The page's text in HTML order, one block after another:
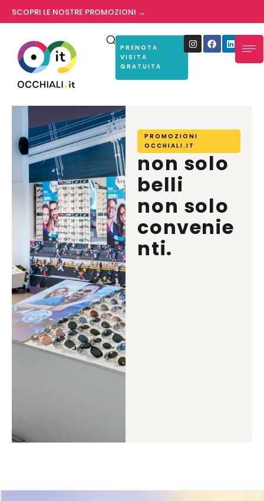
SCOPRI LE NOSTRE PROMOZIONI →
PRENOTA
VISITA
GRATUITA
PROMOZIONI
OCCHIALI.IT
non solo
belli
non solo
convenie
nti.